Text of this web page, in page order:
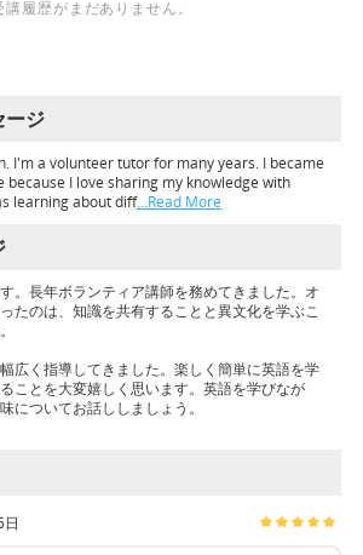
講履歴がまだありません。
ージ
I'm a volunteer tutor for many years. I became
because I love sharing my knowledge with
learning about diff…Read More
。長年ボランティア講師を務めてきました。オ
たのは、知識を共有することと異文化を学ぶこ
広く指導してきました。楽しく簡単に英語を学
ことを大変嬉しく思います。英語を学びなが
についてお話ししましょう。